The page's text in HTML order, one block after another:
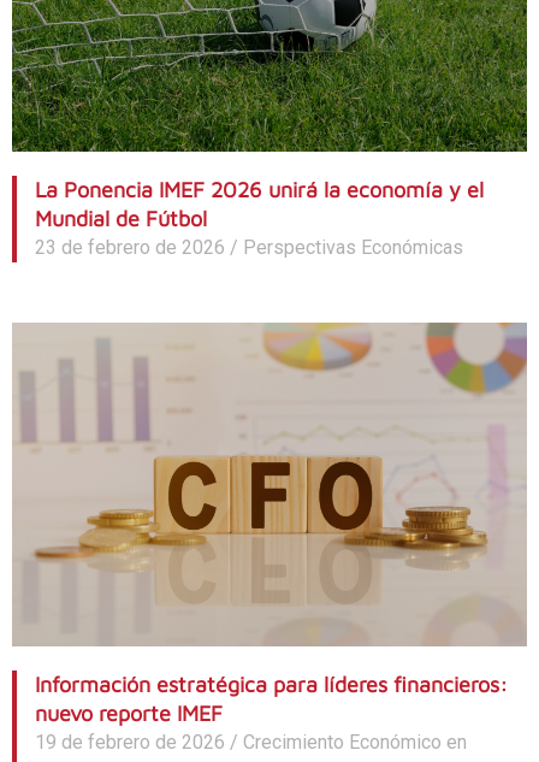
La Ponencia IMEF 2026 unirá la economía y el
Mundial de Fútbol
23 de febrero de 2026 / Perspectivas Económicas
Información estratégica para líderes financieros:
nuevo reporte IMEF
19 de febrero de 2026 / Crecimiento Económico en